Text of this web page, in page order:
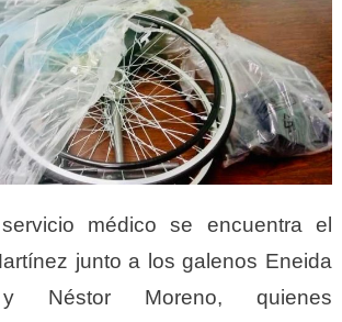
médico se encuentra el
junto a los galenos Eneida
y Néstor Moreno, quienes